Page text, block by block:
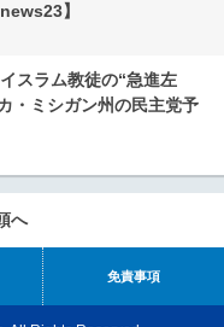
】
スラム教徒の“急進左
・ミシガン州の民主党予
へ
免責事項